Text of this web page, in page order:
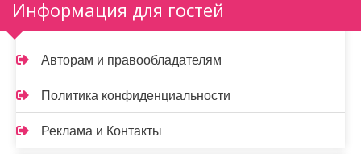
Информация для гостей
Авторам и правообладателям
Политика конфиденциальности
Реклама и Контакты